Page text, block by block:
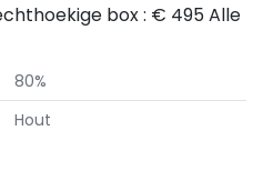
box : € 495 Alle
80%
Hout